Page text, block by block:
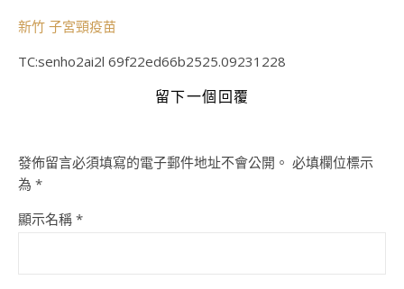
新竹 子宮頸疫苗
TC:senho2ai2l 69f22ed66b2525.09231228
留下一個回覆
發佈留言必須填寫的電子郵件地址不會公開。 必填欄位標示
為 *
顯示名稱 *